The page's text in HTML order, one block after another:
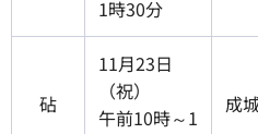
1時30分
砧
11月23日
（祝）
午前10時～1
成